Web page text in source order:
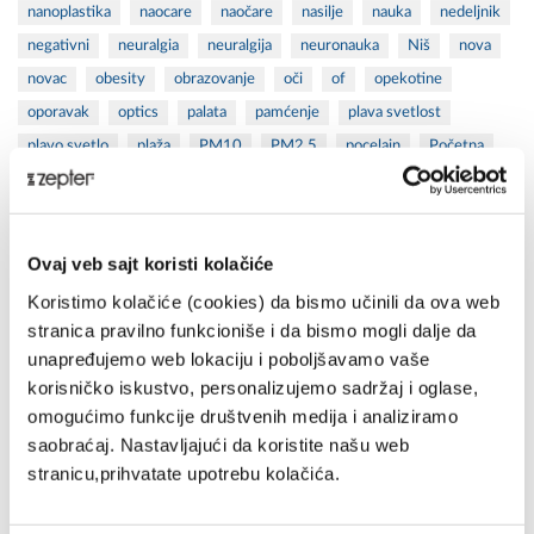
Ovaj veb sajt koristi kolačiće
Koristimo kolačiće (cookies) da bismo učinili da ova web
stranica pravilno funkcioniše i da bismo mogli dalje da
unapređujemo web lokaciju i poboljšavamo vaše
korisničko iskustvo, personalizujemo sadržaj i oglase,
omogućimo funkcije društvenih medija i analiziramo
saobraćaj. Nastavljajući da koristite našu web
stranicu,prihvatate upotrebu kolačića.
nanoplastika naocare naočare nasilje nauka nedeljnik
negativni neuralgia neuralgija neuronauka Niš nova
novac obesity obrazovanje oči of opekotine
oporavak optics palata pamćenje plava svetlost
plavo svetlo plaža PM10 PM2.5 pocelain Početna
polarizovana svetlost popust porcelan
posao posuđa posuđe povrede pozitivni
prečišćivač vode
prečišćivači vazduha privatna klinika Produkt prof
psihologija
psoriasis psorijaza rekonstrukcija tkiva
reverzna osmoza RO rogač roland sajam nameštaja
saopstenje scales science sedeci seminar
septembar skin care škola sportske povrede